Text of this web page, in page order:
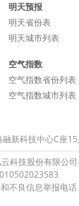
明天预报
明天省份表
明天城市列表
空气指数
空气指数省份列表
空气指数城市列表
新科技中心C座
科技股份有限公
不良信息举报电